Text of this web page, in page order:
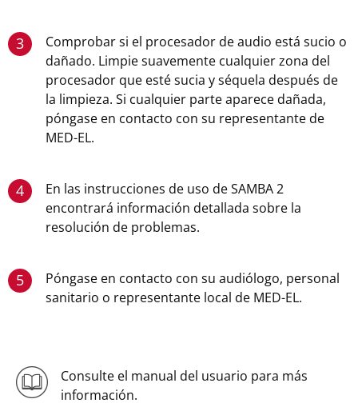
3
Comprobar si el procesador de audio está sucio o
dañado. Limpie suavemente cualquier zona del
procesador que esté sucia y séquela después de
la limpieza. Si cualquier parte aparece dañada,
póngase en contacto con su representante de
MED-EL.
4
En las instrucciones de uso de SAMBA 2
encontrará información detallada sobre la
resolución de problemas.
5
Póngase en contacto con su audiólogo, personal
sanitario o representante local de MED-EL.
Consulte el manual del usuario para más
información.